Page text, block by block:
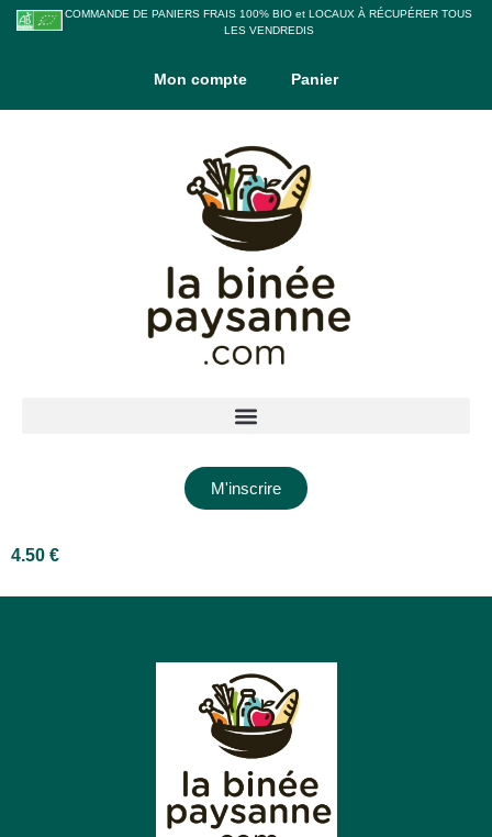
COMMANDE DE PANIERS FRAIS 100% BIO et LOCAUX À RÉCUPÉRER TOUS
LES VENDREDIS
Mon compte Panier
M'inscrire
4.50 €